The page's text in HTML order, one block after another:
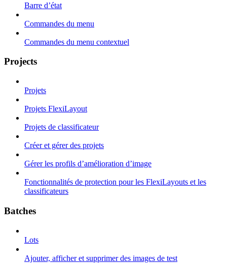
Barre d’état
Commandes du menu
Commandes du menu contextuel
Projects
Projets
Projets FlexiLayout
Projets de classificateur
Créer et gérer des projets
Gérer les profils d’amélioration d’image
Fonctionnalités de protection pour les FlexiLayouts et les
classificateurs
Batches
Lots
Ajouter, afficher et supprimer des images de test